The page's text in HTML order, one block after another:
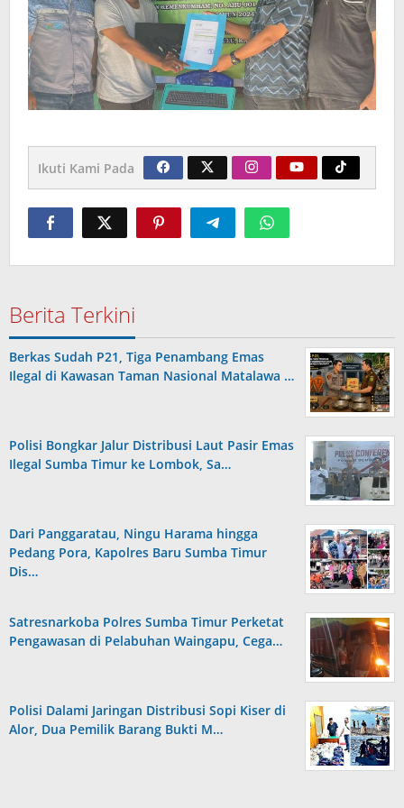
Ikuti Kami Pada
Berita Terkini
Berkas Sudah P21, Tiga Penambang Emas
Ilegal di Kawasan Taman Nasional Matalawa …
Polisi Bongkar Jalur Distribusi Laut Pasir Emas
Ilegal Sumba Timur ke Lombok, Sa…
Dari Panggaratau, Ningu Harama hingga
Pedang Pora, Kapolres Baru Sumba Timur
Dis…
Satresnarkoba Polres Sumba Timur Perketat
Pengawasan di Pelabuhan Waingapu, Cega…
Polisi Dalami Jaringan Distribusi Sopi Kiser di
Alor, Dua Pemilik Barang Bukti M…